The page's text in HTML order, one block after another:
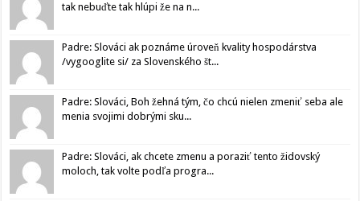
tak nebuďte tak hlúpi že na n...
Padre: Slováci ak poznáme úroveň kvality hospodárstva
/vygooglite si/ za Slovenského št...
Padre: Slováci, Boh žehná tým, čo chcú nielen zmeniť seba ale
menia svojimi dobrými sku...
Padre: Slováci, ak chcete zmenu a poraziť tento židovský
moloch, tak volte podľa progra...